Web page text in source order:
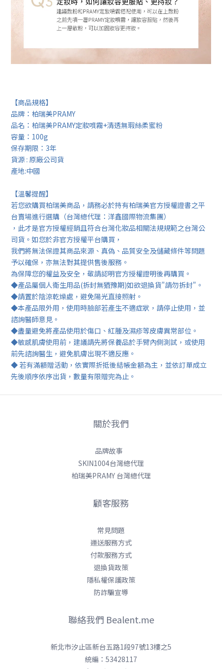
【商品規格】
品牌：柏瑞美PRAMY
品名：柏瑞美PRAMY定妝噴霧+清透無瑕絲柔蜜粉
容量：100g
保存期限：3年
貨源 : 原廠公司貨
產地:中國
【溫馨提醒】
若您欲購買柏瑞美商品，請務必於持有柏瑞美官方授權證書之平
台賣場進行選購（台灣總代理：洋鑫國際物流集團）
，此才是官方授權經銷且符合台灣化妝品相關法規規範之台灣公
司貨。如您於非官方授權平台購買，
我們將無法保證其商品來源、真偽、品質安全及儲藏條件等問題
予以確保，亦無法對其提供售後服務。
為保障您的權益及安全，敬請認明官方授權證明後再購買。
◆產品屬個人衛生用品(拆封無猶豫期)如欲退換貨"請勿拆封"。
◆請置於陰涼乾燥處，避免陽光直接照射。
◆本產品限外用，使用時臉部若產生不適症狀，請停止使用，並
諮詢醫師意見。
◆盡量避免將產品使用於傷口、紅腫及濕疹等皮膚異常部位。
◆敏感肌膚使用前，建議請先將保養品於手臂內側測試，或使用
前先諮詢醫生，避免肌膚出現不適反應。
◆ 若有滿額贈活動，依實際折抵後結帳金額為主，並依訂單成立
先後順序依序出貨，數量有限贈完為止。
關於我們
品牌故事
SKIN1004台灣總代理
柏瑞美PRAMY 台灣總代理
顧客服務
常見問題
運送服務方式
付款服務方式
退換貨政策
隱私權保護政策
防詐騙宣導
聯絡我們 Bealent.me
新北市汐止區新台五路1段97號13樓之5
統編：53428117